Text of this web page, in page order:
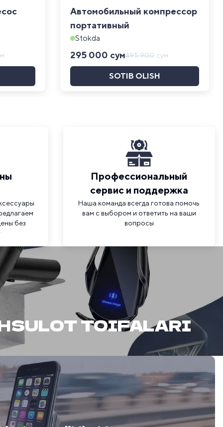
Автомобильный компрессор
портативный
Stokda
295 000 сум495 900 сум
SOTIB OLISH
без
Профессиональный
сервис и поддержка
Наша команда всегда готова помочь
вам с выбором и ответить на ваши
вопросы
TOIFALARI